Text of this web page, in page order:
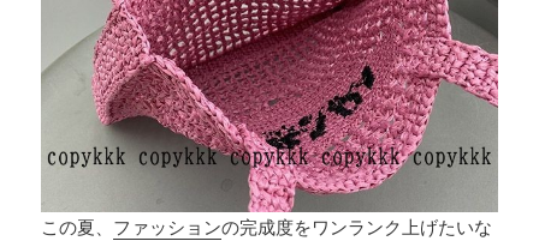
この夏、 ファッションの完成度をワンランク上げたいな